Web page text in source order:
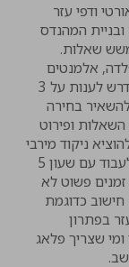
ודפי עזר
המהנדס
שאלות.
אלמנטים
תומכי קרקע, אלמנטים תת קרקעיים וגשרים. נדרש לענות על 3
בחירה
ופירוט
ניקוד מירבי
ורק לאחר מכן להתחיל לפתור. גם כאן ממולץ לעבוד עם שעון 5
פשוט לא
כדוגמת
בפתרון
שצריך פלאג